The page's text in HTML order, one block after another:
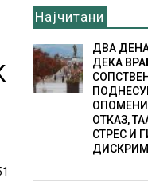
Најчитани
ДВА
ДЕКА
ОПОМЕНИ
ОТКАЗ,
СТРЕС И